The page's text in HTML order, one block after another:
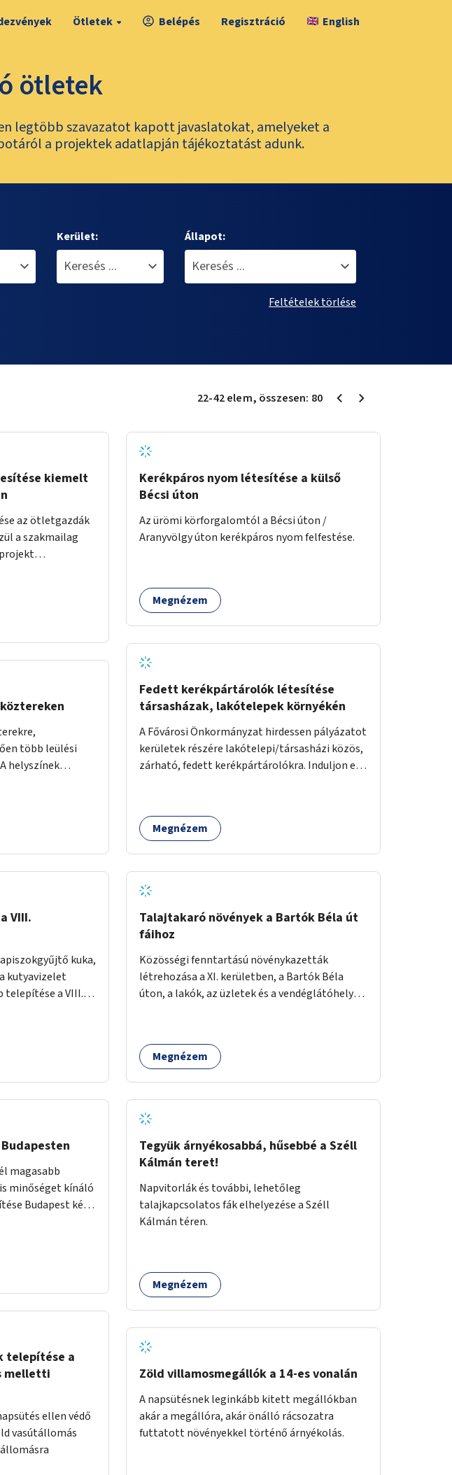
Ötletek Belépés Regisztráció English
ötletek
legtöbb szavazatot kapott javaslatokat, amelyeket a
a projektek adatlapján tájékoztatást adunk.
Kerület: Állapot:
Feltételek törlése
22-42elem, összesen: 80
kiemelt
az ötletgazdák
a szakmailag
több leülési
helyszínek
VIII.
kuka,
kutyavizelet
telepítése a VIII.
magasabb
minőséget kínáló
Budapest két
egyéb
telepítése a
melletti
ellen védő
vasútállomás
Kerékpáros nyom létesítése a külső
Bécsi úton
Az ürömi körforgalomtól a Bécsi úton /
Aranyvölgy úton kerékpáros nyom felfestése.
Megnézem
Fedett kerékpártárolók létesítése
társasházak, lakótelepek környékén
A Fővárosi Önkormányzat hirdessen pályázatot
kerületek részére lakótelepi/társasházi közös,
zárható, fedett kerékpártárolókra. Induljon egy
számára az üzemeltetés.
Megnézem
Talajtakaró növények a Bartók Béla út
fáihoz
Közösségi fenntartású növénykazetták
létrehozása a XI. kerületben, a Bartók Béla
úton, a lakók, az üzletek és a vendéglátóhelyek
Megnézem
Tegyük árnyékosabbá, hűsebbé a Széll
Kálmán teret!
Napvitorlák és további, lehetőleg
talajkapcsolatos fák elhelyezése a Széll
Kálmán téren.
Megnézem
Zöld villamosmegállók a 14-es vonalán
A napsütésnek leginkább kitett megállókban
akár a megállóra, akár önálló rácsozatra
futtatott növényekkel történő árnyékolás.